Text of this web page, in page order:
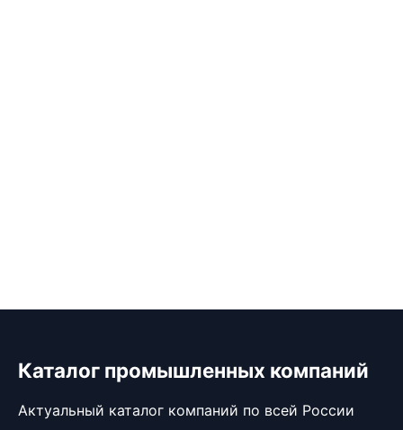
Каталог промышленных компаний
Актуальный каталог компаний по всей России